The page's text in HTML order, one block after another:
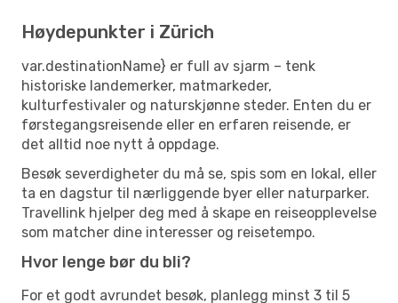
Høydepunkter i Zürich
var.destinationName} er full av sjarm – tenk
historiske landemerker, matmarkeder,
kulturfestivaler og naturskjønne steder. Enten du er
førstegangsreisende eller en erfaren reisende, er
det alltid noe nytt å oppdage.
Besøk severdigheter du må se, spis som en lokal, eller
ta en dagstur til nærliggende byer eller naturparker.
Travellink hjelper deg med å skape en reiseopplevelse
som matcher dine interesser og reisetempo.
Hvor lenge bør du bli?
For et godt avrundet besøk, planlegg minst 3 til 5